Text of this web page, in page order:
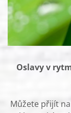
Oslavy v
Můžete přijít